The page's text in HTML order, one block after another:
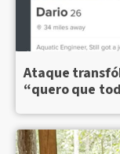
Ataque
“quero que